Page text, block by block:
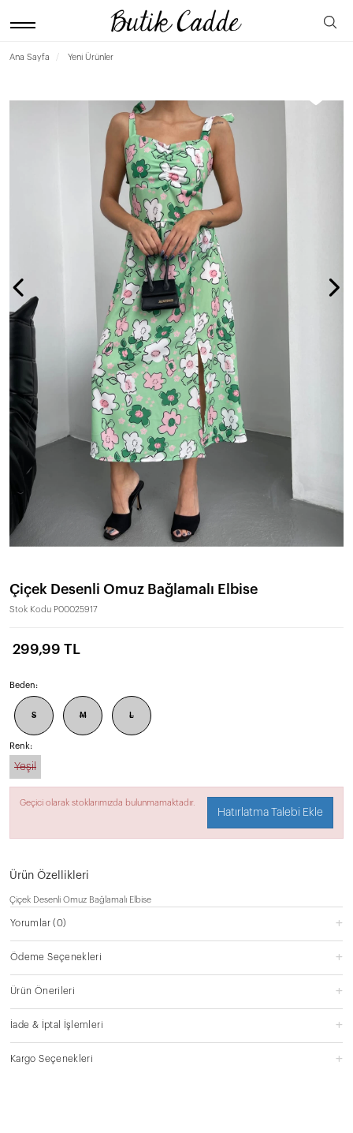
Ana Sayfa Yeni Ürünler
Çiçek Desenli Omuz Bağlamalı Elbise
Stok Kodu P00025917
299,99 TL
Beden:
S M L
Renk:
Yeşil
Geçici olarak stoklarımızda bulunmamaktadır.
Hatırlatma Talebi Ekle
Ürün Özellikleri
Çiçek Desenli Omuz Bağlamalı Elbise
Yorumlar(0)
Ödeme Seçenekleri
Ürün Önerileri
İade & İptal İşlemleri
Kargo Seçenekleri